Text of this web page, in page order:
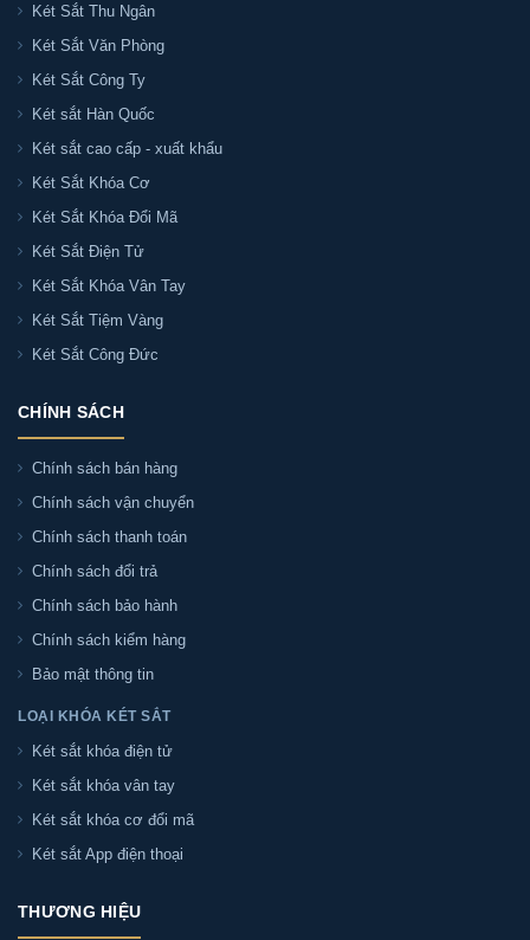
Phân phối Két sắt Kassler KL55-H8-BG chính
hãng toàn quốc
Ngoài Hà Nội và Thành phố Hồ Chí Minh, Két sắt Sài
Gòn còn cung cấp và vận chuyển Két sắt Kassler KL55-
H8-BG chính hãng đến các tỉnh, thành trên cả nước
như:
+ Miền Nam: Đồng Nai, Bình Dương, Vũng Tàu, Cà Mau,
Long An, Bến Tre, Tây Ninh...
+ Miền Bắc: Bắc Ninh, Bắc Giang, Hải Dương, Hải
Tuyên Quang, Lạng Sơn, Sơn La, Vĩnh Phúc, Hòa Bình,
Tư Vấn & Hỏi Đáp Về Két sắt Kassler
KL55-H8-BG
không?
Có. Két sắt Kassler KL55-H8-BG là két sắt chữa
cháy — được thiết kế với lớp bột + bê tông chữa
cháy và thân thép nguyên khối, giúp bảo vệ tài
sản, giấy tờ phòng khi xảy ra hoả hoạn.
Két Sắt Thu Ngân
Két Sắt Văn Phòng
Két Sắt Công Ty
Két sắt Hàn Quốc
Két sắt cao cấp - xuất khẩu
Két Sắt Khóa Cơ
Két Sắt Khóa Đổi Mã
Két Sắt Điện Tử
Két Sắt Khóa Vân Tay
Két Sắt Tiệm Vàng
Két Sắt Công Đức
CHÍNH SÁCH
Chính sách bán hàng
Chính sách vận chuyển
Chính sách thanh toán
Chính sách đổi trả
Chính sách bảo hành
Chính sách kiểm hàng
Bảo mật thông tin
LOẠI KHÓA KÉT SẮT
Két sắt khóa điện tử
Két sắt khóa vân tay
Két sắt khóa cơ đổi mã
Két sắt App điện thoại
THƯƠNG HIỆU